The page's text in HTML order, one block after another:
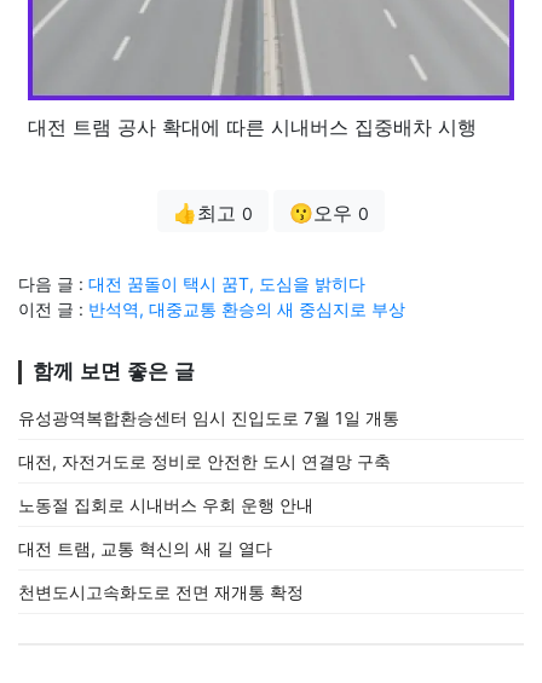
대전 트램 공사 확대에 따른 시내버스 집중배차 시행
👍최고 0 😗오우 0
다음 글 : 대전 꿈돌이 택시 꿈T, 도심을 밝히다
이전 글 : 반석역, 대중교통 환승의 새 중심지로 부상
함께 보면 좋은 글
유성광역복합환승센터 임시 진입도로 7월 1일 개통
대전, 자전거도로 정비로 안전한 도시 연결망 구축
노동절 집회로 시내버스 우회 운행 안내
대전 트램, 교통 혁신의 새 길 열다
천변도시고속화도로 전면 재개통 확정